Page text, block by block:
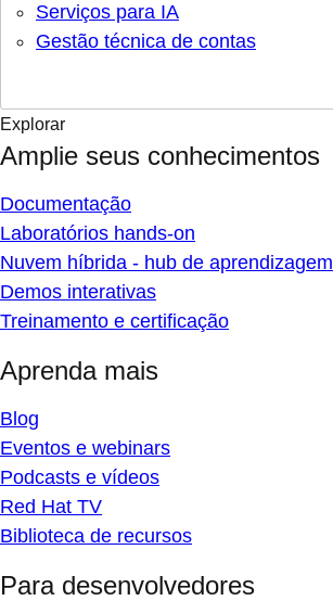
Serviços para IA
Gestão técnica de contas
Explorar
Amplie seus conhecimentos
Documentação
Laboratórios hands-on
Nuvem híbrida - hub de aprendizagem
Demos interativas
Treinamento e certificação
Aprenda mais
Blog
Eventos e webinars
Podcasts e vídeos
Red Hat TV
Biblioteca de recursos
Para desenvolvedores